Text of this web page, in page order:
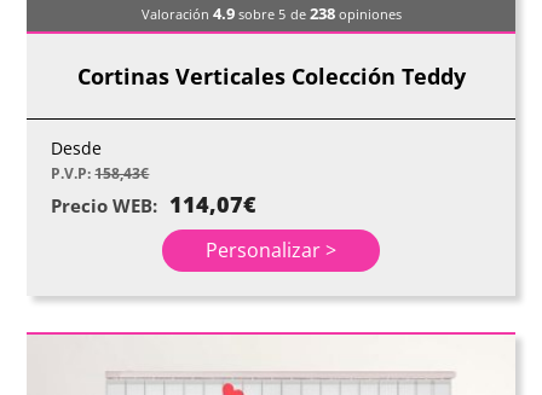
Valoración 4.9sobre 5 de 238opiniones
Cortinas Verticales Colección Teddy
Desde
P.V.P:158,43€
Precio WEB: 114,07€
Personalizar >